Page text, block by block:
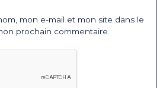
mon e-mail et mon site dans le
prochain commentaire.